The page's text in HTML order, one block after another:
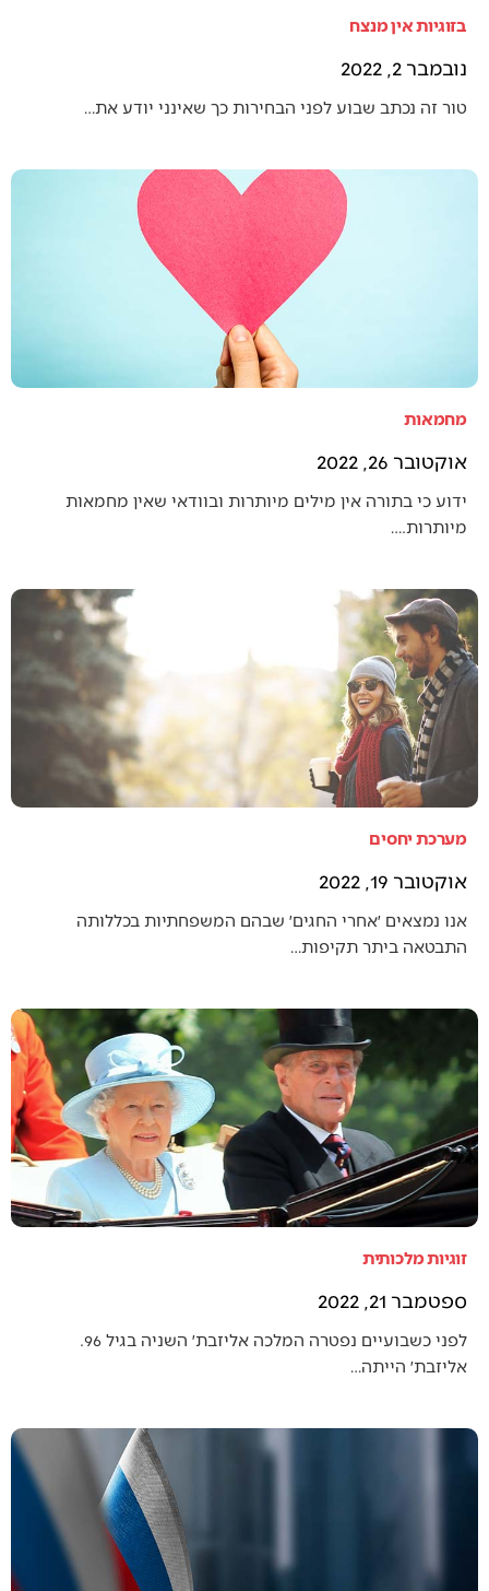
בזוגיות אין מנצח
נובמבר 2, 2022
טור זה נכתב שבוע לפני הבחירות כך שאינני יודע את…
מחמאות
אוקטובר 26, 2022
ידוע כי בתורה אין מילים מיותרות ובוודאי שאין מחמאות
מיותרות.…
מערכת יחסים
אוקטובר 19, 2022
אנו נמצאים ׳אחרי החגים׳ שבהם המשפחתיות בכללותה
התבטאה ביתר תקיפות…
זוגיות מלכותית
ספטמבר 21, 2022
לפני כשבועיים נפטרה המלכה אליזבת׳ השניה בגיל 96.
אליזבת׳ הייתה…